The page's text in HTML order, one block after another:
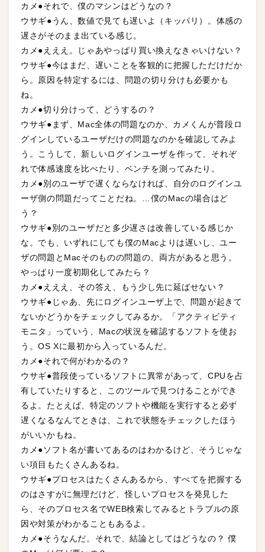
カメ●それで、僕のマシンはどうなの？
ウサギ●うん、数値で見ても遅いよ（キッパリ）。体感の
遅さがそのまま出ている感じ。
カメ●えええ。じゃあやっぱり買い換えなきゃいけない？
ウサギ●今はまだ、遅いことを客観的に把握しただけだか
ら。原因を特定するには、問題の切り分けも必要かも
ね。
カメ●切り分けって、どうするの？
ウサギ●まず、Mac全体の問題なのか、カメくんが普段ロ
グインしているユーザだけの問題なのかを確認してみよ
う。こうして、新しいログインユーザを作って、それぞ
れで体感速度を比べたり、ベンチを測ってみたり。
カメ●別のユーザで遅くならなければ、自分のログインユ
ーザ側の問題だってことだね。…僕のMacの場合はど
う？
ウサギ●別のユーザだと多少遅さは改善している感じか
な。でも、いずれにしても僕のMacよりは遅いし、ユー
ザの問題とMacそのものの問題の、両方があると思う。
やっぱり一度初期化してみたら？
カメ●えええ、その答え、もう少し先に延ばせない？
ウサギ●じゃあ、先にログインユーザ上で、問題が起きて
ないかどうかをチェックしてみるか。「アクティビティ
モニタ」っていう、Macの状況を確認するソフトを使お
う。OS Xに最初から入っているんだ。
カメ●それで何がわかるの？
ウサギ●普段使っているソフトに異常があって、CPUを占
有していたりすると、このツールで見つけることができ
るよ。たとえば、特定のソフトや機能を実行すると必ず
遅くなるなんてときは、これで状態をチェックしたほう
がいいかもね。
カメ●ソフト名が書いてあるのはわかるけど、そうじゃな
い項目もたくさんあるね。
ウサギ●プロセスはたくさんあるから、すべてを把握する
のはさすがに無理だけど、怪しいプロセスを発見した
ら、そのプロセス名でWEB検索してみるとトラブルの原
因や対策がわかることもあるよ。
カメ●そうなんだ。それで、結論としてはどうなの？ 僕